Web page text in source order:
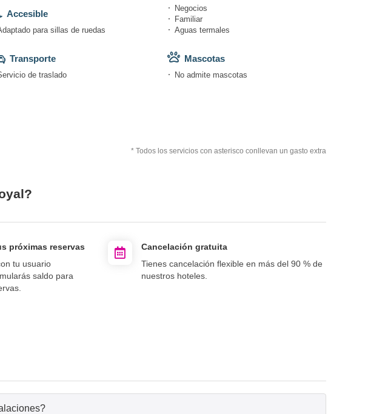
Accesible
para sillas de ruedas
Transporte
de traslado
Negocios
Familiar
Aguas termales
Mascotas
No admite mascotas
* Todos los servicios con asterisco conllevan un gasto extra
próximas reservas
tu usuario
saldo para
Cancelación gratuita
Tienes cancelación flexible en más del 90 % de
nuestros hoteles.